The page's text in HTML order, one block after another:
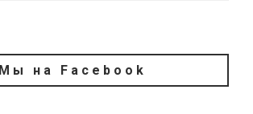
Мы на Facebook